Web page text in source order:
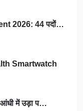
2026: 44 पदों…
Smartwatch
में उड़ा प…